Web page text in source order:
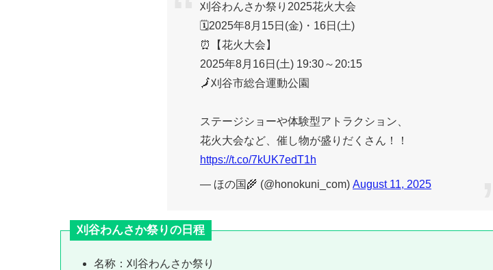
刈谷わんさか祭り2025花火大会
🗓️2025年8月15日(金)・16日(土)
⏰【花火大会】
2025年8月16日(土) 19:30～20:15
🗾刈谷市総合運動公園
ステージショーや体験型アトラクション、
花火大会など、催し物が盛りだくさん！！
https://t.co/7kUK7edT1h
— ほの国🌾 (@honokuni_com) August 11, 2025
刈谷わんさか祭りの日程
名称：刈谷わんさか祭り